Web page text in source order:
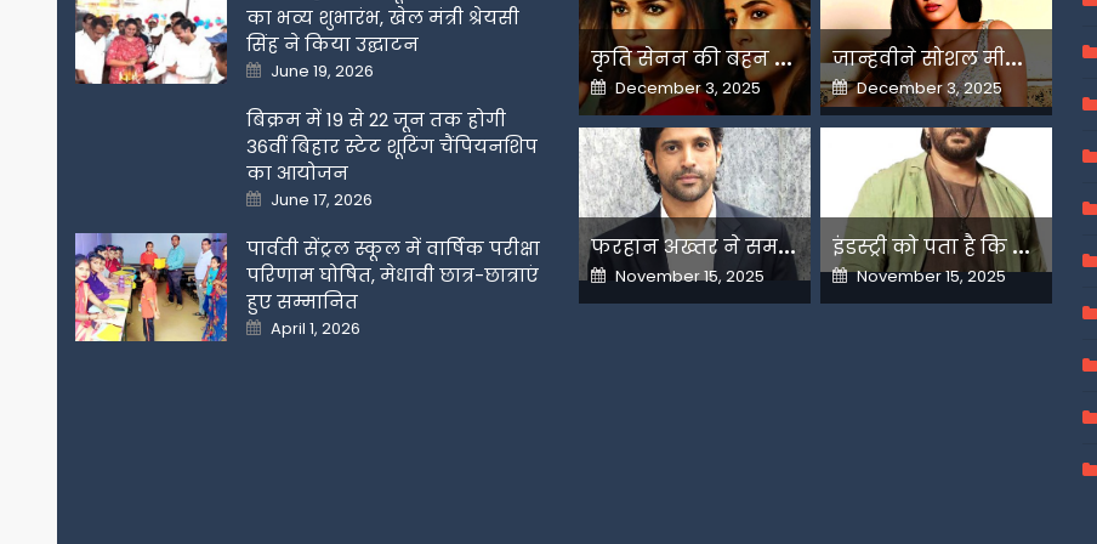
का भव्य शुभारंभ, खेल मंत्री श्रेयसी
सिंह ने किया उद्घाटन
Posted
on
June 19, 2026
बिक्रम में 19 से 22 जून तक होगी
36वीं बिहार स्टेट शूटिंग चैंपियनशिप
का आयोजन
Posted
on
June 17, 2026
पार्वती सेंट्रल स्कूल में वार्षिक परीक्षा
परिणाम घोषित, मेधावी छात्र-छात्राएं
हुए सम्मानित
Posted
on
April 1, 2026
क
ृति सेनन की बहन नूपुर अगले महीने करेंगी डेस्टिनेशन मैरिज
Posted
on
December 3, 2025
ज
ान्हवीने सोशल मीडियापर उठाये सवाल
Posted
on
December 3, 2025
फ
रहान अख्तर ने समझाया देशभक्ति और अंधभक्ति का फर्क
Posted
on
November 15, 2025
इ
ंडस्ट्री को पता है कि मैं कहीं नहीं जाने वाला-अरशद वारसी
Posted
on
November 15, 2025